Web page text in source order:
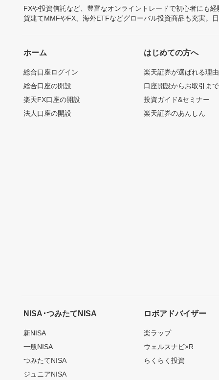
FXや投資信託など、豊富なオンライントレードで初心者にも
貨建てMMFやFX、海外ETFなどグローバル投資商品も充実。
ホーム
総合口座ログイン
総合口座の開設
楽天FX口座の開設
法人口座の開設
はじめての方へ
楽天証券が選ばれる理由
口座開設からお取引ま
投資ガイド&セミナー
楽天証券のあんしん
NISA･つみたてNISA
新NISA
一般NISA
つみたてNISA
ジュニアNISA
ロボアドバイザー
楽ラップ
ウェルスナビ×R
らくらく投資